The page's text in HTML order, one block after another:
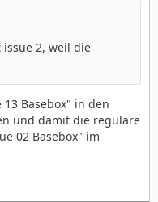
issue 2, weil die
Basebox" in den
und damit die reguläre
02 Basebox" im